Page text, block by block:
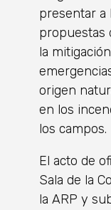
presentar a
propuestas
la
origen
en los
los campos.
El acto de
Sala de la
la ARP y